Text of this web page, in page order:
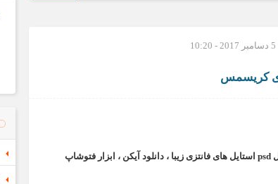
دانلود آیکن، ابزار فتوشاپ